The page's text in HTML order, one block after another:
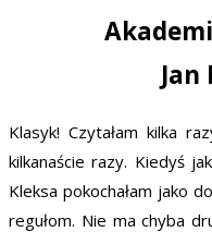
Jan
Klasyk! Czytałam kilka
kilkanaście razy. Kiedyś
Kleksa pokochałam jako
regułom. Nie ma chyba